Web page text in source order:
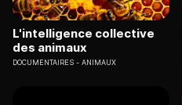
L'intelligence collective
des animaux
DOCUMENTAIRES ANIMAUX